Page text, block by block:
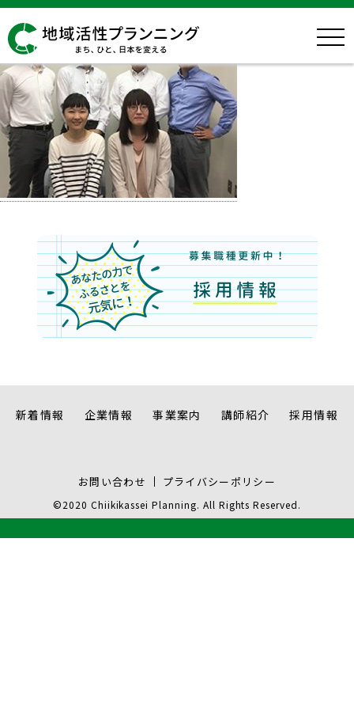
img-occupation-consulting
新着情報 企業情報 事業案内 講師紹介 採用情報
お問い合わせ プライバシーポリシー
©2020 Chiikikassei Planning. All Rights Reserved.